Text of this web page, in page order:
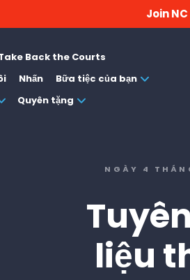
Join
Back the Courts
Nhấn
Bữa tiệc của bạn
Quyên tặng
NGÀY 4
liệu